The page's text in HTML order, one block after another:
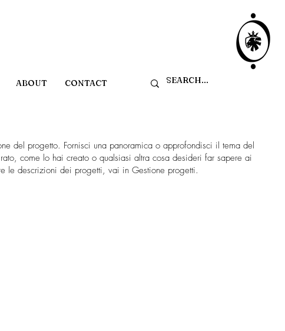
ABOUT CONTACT
del progetto. Fornisci una panoramica o approfondisci il tema del
come lo hai creato o qualsiasi altra cosa desideri far sapere ai
le descrizioni dei progetti, vai in Gestione progetti.